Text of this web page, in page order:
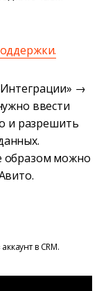
→
ввести
и разрешить
образом можно
в CRM.